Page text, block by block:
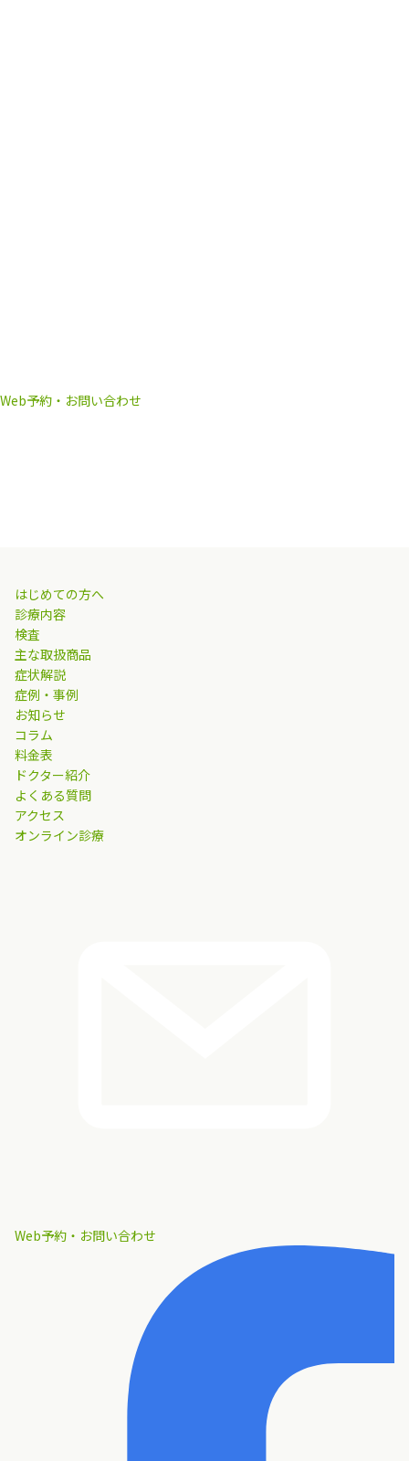
Web予約・お問い合わせ
はじめての方へ
診療内容
検査
主な取扱商品
症状解説
症例・事例
お知らせ
コラム
料金表
ドクター紹介
よくある質問
アクセス
オンライン診療
Web予約・お問い合わせ